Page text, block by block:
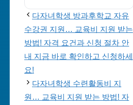
다자녀학생 방과후학교 자유
수강권 지원… 교육비 지원 받는
방법! 자격 요건과 신청 절차 안
내 지금 바로 확인하고 신청하세
요!
다자녀학생 수련활동비 지
원… 교육비 지원 받는 방법! 자